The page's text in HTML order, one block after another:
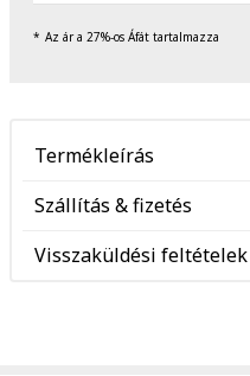
Az ár a 27%-os Áfát tartalmazza
Termékleírás
Szállítás & fizetés
Visszaküldési feltételek